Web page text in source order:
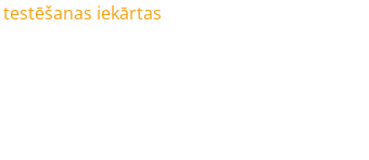
testēšanas iekārtas